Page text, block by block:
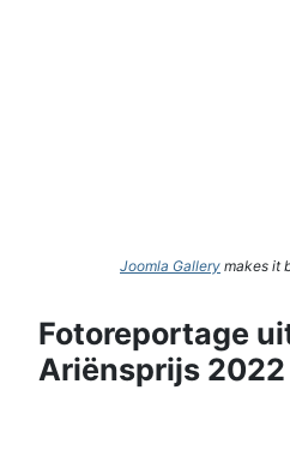
Joomla Gallery makes it
Fotoreportage
Ariënsprijs 2022